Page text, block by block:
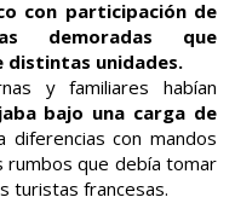
con participación de
demoradas que
distintas unidades.
y familiares habían
bajo una carga de
diferencias con mandos
rumbos que debía tomar
turistas francesas.